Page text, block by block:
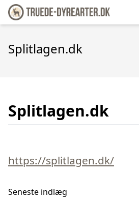
Splitlagen.dk
Splitlagen.dk
https://splitlagen.dk/
Seneste indlæg